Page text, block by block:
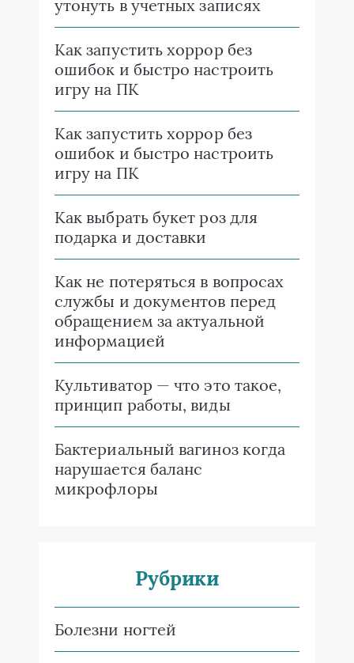
утонуть в учетных записях
Как запустить хоррор без
ошибок и быстро настроить
игру на ПК
Как запустить хоррор без
ошибок и быстро настроить
игру на ПК
Как выбрать букет роз для
подарка и доставки
Как не потеряться в вопросах
службы и документов перед
обращением за актуальной
информацией
Культиватор — что это такое,
принцип работы, виды
Бактериальный вагиноз когда
нарушается баланс
микрофлоры
Рубрики
Болезни ногтей